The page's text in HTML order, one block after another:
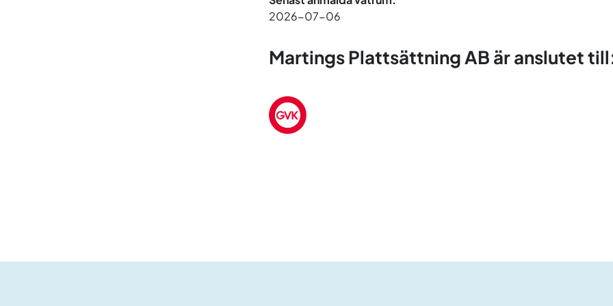
2026-07-06
Martings Plattsättning AB är anslutet